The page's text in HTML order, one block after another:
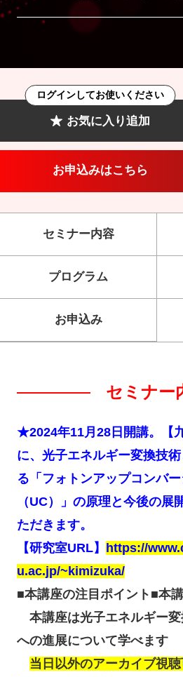
お気に入り追加
ログインしてお使いください
お申込みはこちら
セミナー内容
プログラム
お申込み
セミナー
★2024年11月28日開講。【
に、光子エネルギー変換技
る「フォトンアップコンバ
（UC）」の原理と今後の展
ただきます。
【研究室URL】
https://
u.ac.jp/~kimizuka/
■本講座の注目ポイント■本
本講座は光子エネルギー
への進展について学べます
当日以外のアーカイブ視聴